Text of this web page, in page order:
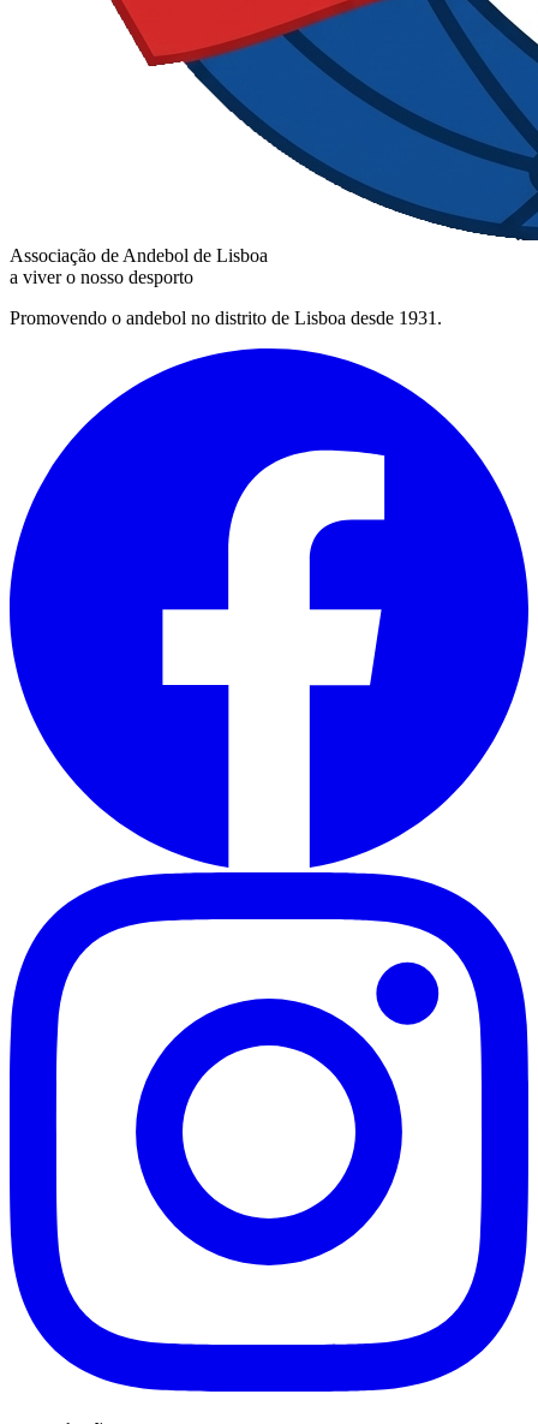
Associação de Andebol de Lisboa
a viver o nosso desporto
Promovendo o andebol no distrito de Lisboa desde 1931.